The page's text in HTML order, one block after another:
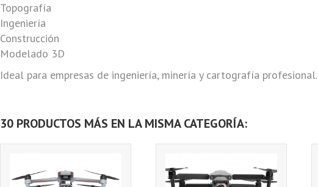
Topografía
Ingeniería
Construcción
Modelado 3D
Ideal para empresas de ingeniería, minería y cartografía profesional.
30 PRODUCTOS MÁS EN LA MISMA CATEGORÍA: